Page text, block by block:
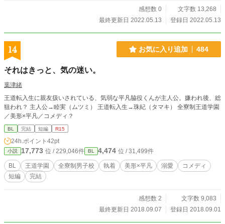
感想数 0
文字数 13,268
最終更新日 2022.05.13
登録日 2022.05.13
14 お気に入り追加 484
それはきっと、気の迷い。
葉津緒
王道転入生に親友扱いされている、気弱な平凡脇役くんが主人公。嫌われ後、総
狙われ？ 主人公→睦実（ムツミ） 王道転入生→珠紀（タマキ） 全寮制王道学園
／美形×平凡／コメディ？
BL 完結 短編 R15
24h.ポイント 42pt
小説 17,773 位 / 229,046件 BL 4,474 位 / 31,499件
BL 王道学園 全寮制男子校 執着 美形×平凡 溺愛
コメディ
短編
完結
感想数 2
文字数 9,083
最終更新日 2018.09.07
登録日 2018.09.01